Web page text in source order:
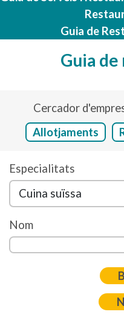
Guia de
Guia
Cercador
Allotjaments
Especialitats
Nom